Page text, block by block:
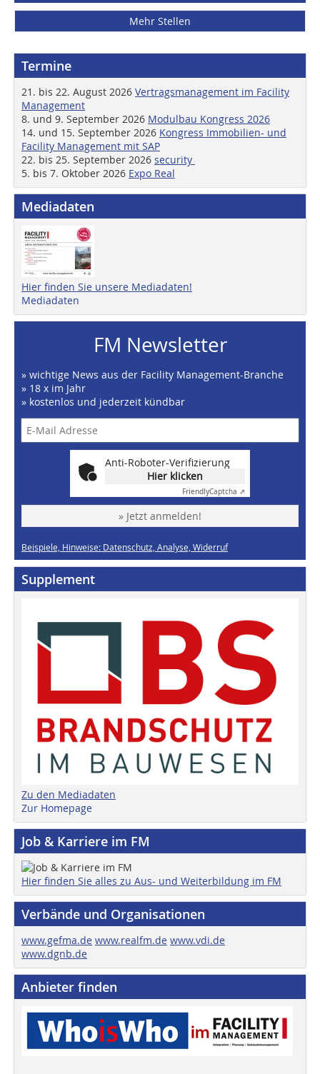
Mehr Stellen
Termine
21. bis 22. August 2026 Vertragsmanagement im Facility
Management
8. und 9. September 2026 Modulbau Kongress 2026
14. und 15. September 2026 Kongress Immobilien- und
Facility Management mit SAP
22. bis 25. September 2026 security
5. bis 7. Oktober 2026 Expo Real
Mediadaten
Hier finden Sie unsere Mediadaten!
Mediadaten
FM Newsletter
» wichtige News aus der Facility Management-Branche
» 18 x im Jahr
» kostenlos und jederzeit kündbar
Anti-Roboter-Verifizierung
Hier klicken
FriendlyCaptcha ⇗
» Jetzt anmelden!
Beispiele, Hinweise: Datenschutz, Analyse, Widerruf
Supplement
Zu den Mediadaten
Zur Homepage
Job & Karriere im FM
Hier finden Sie alles zu Aus- und Weiterbildung im FM
Verbände und Organisationen
www.gefma.de www.realfm.de www.vdi.de
www.dgnb.de
Anbieter finden